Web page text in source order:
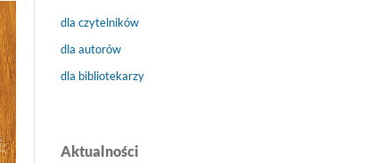
dla czytelników
dla autorów
dla bibliotekarzy
Aktualności